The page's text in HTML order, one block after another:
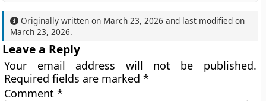
Originally written on March 23, 2026 and last modified on
March 23, 2026.
Leave a Reply
Your email address will not be published.
Required fields are marked*
Comment*